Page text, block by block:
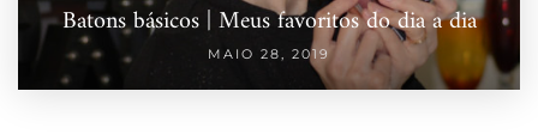
Batons básicos | Meus favoritos do dia a dia
MAIO 28, 2019